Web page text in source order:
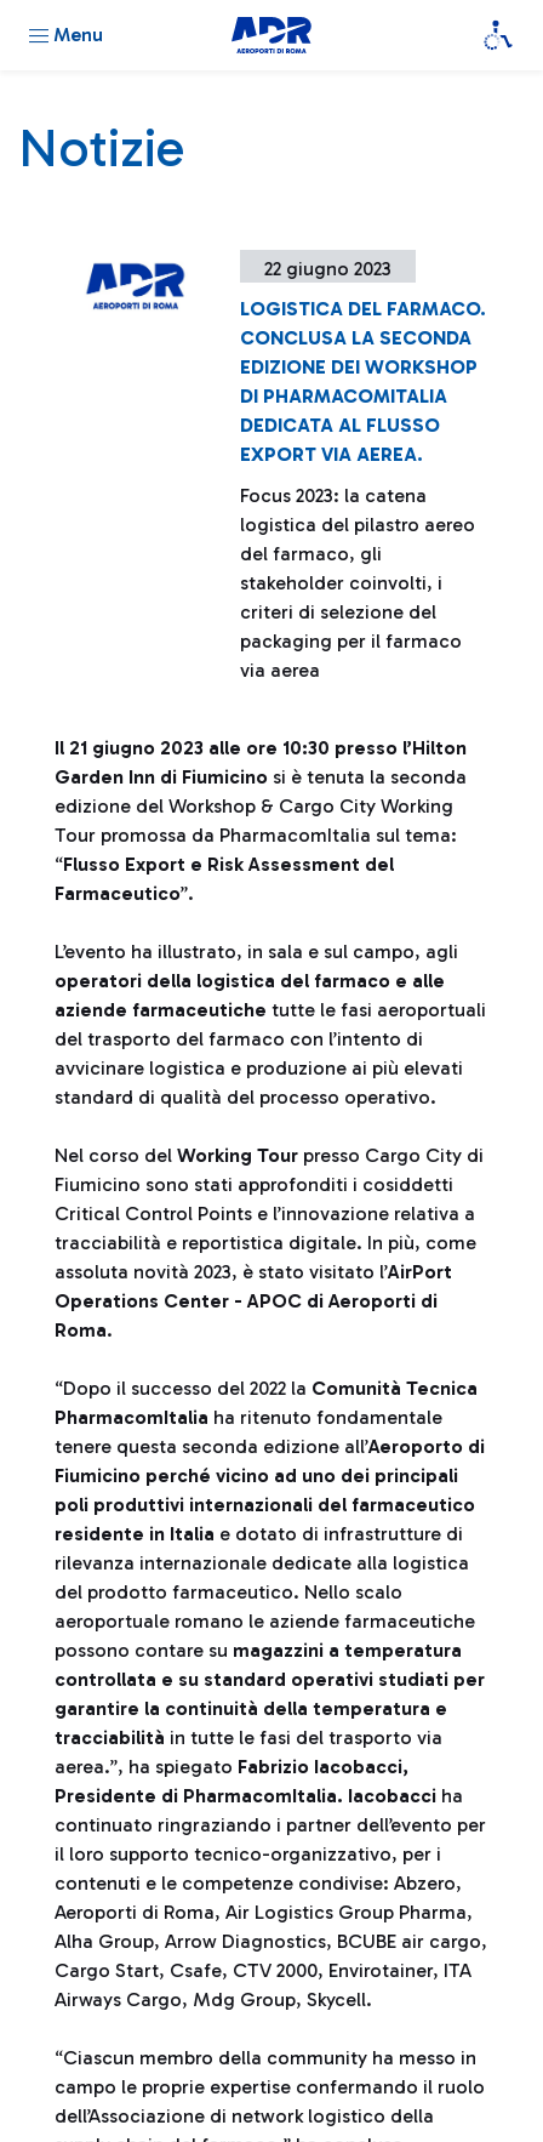
Menu
Notizie
22 giugno 2023
LOGISTICA DEL FARMACO.
CONCLUSA LA SECONDA
EDIZIONE DEI WORKSHOP
DI PHARMACOMITALIA
DEDICATA AL FLUSSO
EXPORT VIA AEREA.
Focus 2023: la catena
logistica del pilastro aereo
del farmaco, gli
stakeholder coinvolti, i
criteri di selezione del
packaging per il farmaco
via aerea
Il 21 giugno 2023 alle ore 10:30 presso l’Hilton
Garden Inn di Fiumicino si è tenuta la seconda
edizione del Workshop & Cargo City Working
Tour promossa da PharmacomItalia sul tema:
“Flusso Export e Risk Assessment del
Farmaceutico”.
L’evento ha illustrato, in sala e sul campo, agli
operatori della logistica del farmaco e alle
aziende farmaceutiche tutte le fasi aeroportuali
del trasporto del farmaco con l’intento di
avvicinare logistica e produzione ai più elevati
standard di qualità del processo operativo.
Nel corso del Working Tour presso Cargo City di
Fiumicino sono stati approfonditi i cosiddetti
Critical Control Points e l’innovazione relativa a
tracciabilità e reportistica digitale. In più, come
assoluta novità 2023, è stato visitato l’AirPort
Operations Center - APOC di Aeroporti di
Roma.
“Dopo il successo del 2022 la Comunità Tecnica
PharmacomItalia ha ritenuto fondamentale
tenere questa seconda edizione all’Aeroporto di
Fiumicino perché vicino ad uno dei principali
poli produttivi internazionali del farmaceutico
residente in Italia e dotato di infrastrutture di
rilevanza internazionale dedicate alla logistica
del prodotto farmaceutico. Nello scalo
aeroportuale romano le aziende farmaceutiche
possono contare su magazzini a temperatura
controllata e su standard operativi studiati per
garantire la continuità della temperatura e
tracciabilità in tutte le fasi del trasporto via
aerea.”, ha spiegato Fabrizio Iacobacci,
Presidente di PharmacomItalia. Iacobacci ha
continuato ringraziando i partner dell’evento per
il loro supporto tecnico-organizzativo, per i
contenuti e le competenze condivise: Abzero,
Aeroporti di Roma, Air Logistics Group Pharma,
Alha Group, Arrow Diagnostics, BCUBE air cargo,
Cargo Start, Csafe, CTV 2000, Envirotainer, ITA
Airways Cargo, Mdg Group, Skycell.
“Ciascun membro della community ha messo in
campo le proprie expertise confermando il ruolo
dell’Associazione di network logistico della